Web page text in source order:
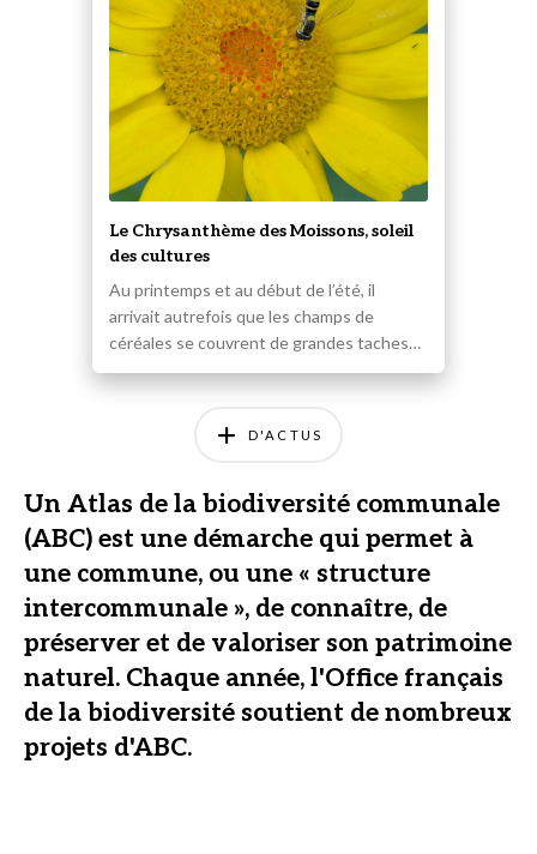
Le Chrysanthème des Moissons, soleil
des cultures
Au printemps et au début de l’été, il
arrivait autrefois que les champs de
céréales se couvrent de grandes taches…
D'ACTUS
Un Atlas de la biodiversité communale
(ABC) est une démarche qui permet à
une commune, ou une « structure
intercommunale », de connaître, de
préserver et de valoriser son patrimoine
naturel. Chaque année, l'Office français
de la biodiversité soutient de nombreux
projets d'ABC.